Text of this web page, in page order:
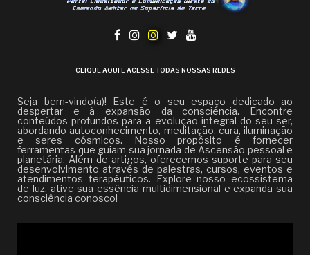
CLIQUE AQUI E ACESSE TODAS NOSSAS REDES
Seja bem-vindo(a)! Este é o seu espaço dedicado ao
despertar e à expansão da consciência. Encontre
conteúdos profundos para a evolução integral do seu ser,
abordando autoconhecimento, meditação, cura, iluminação
e seres cósmicos. Nosso propósito é fornecer
ferramentas que guiam sua jornada de Ascensão pessoal e
planetária. Além de artigos, oferecemos suporte para seu
desenvolvimento através de palestras, cursos, eventos e
atendimentos terapêuticos. Explore nosso ecossistema
de luz, ative sua essência multidimensional e expanda sua
consciência conosco!